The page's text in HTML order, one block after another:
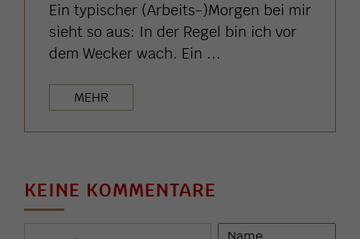
Ein typischer (Arbeits-)Morgen bei mir
sieht so aus: In der Regel bin ich vor
dem Wecker wach. Ein ...
MEHR
KEINE KOMMENTARE